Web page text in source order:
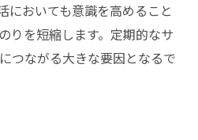
においても意識を高めること
りを短縮します。定期的なサ
つながる大きな要因となるで